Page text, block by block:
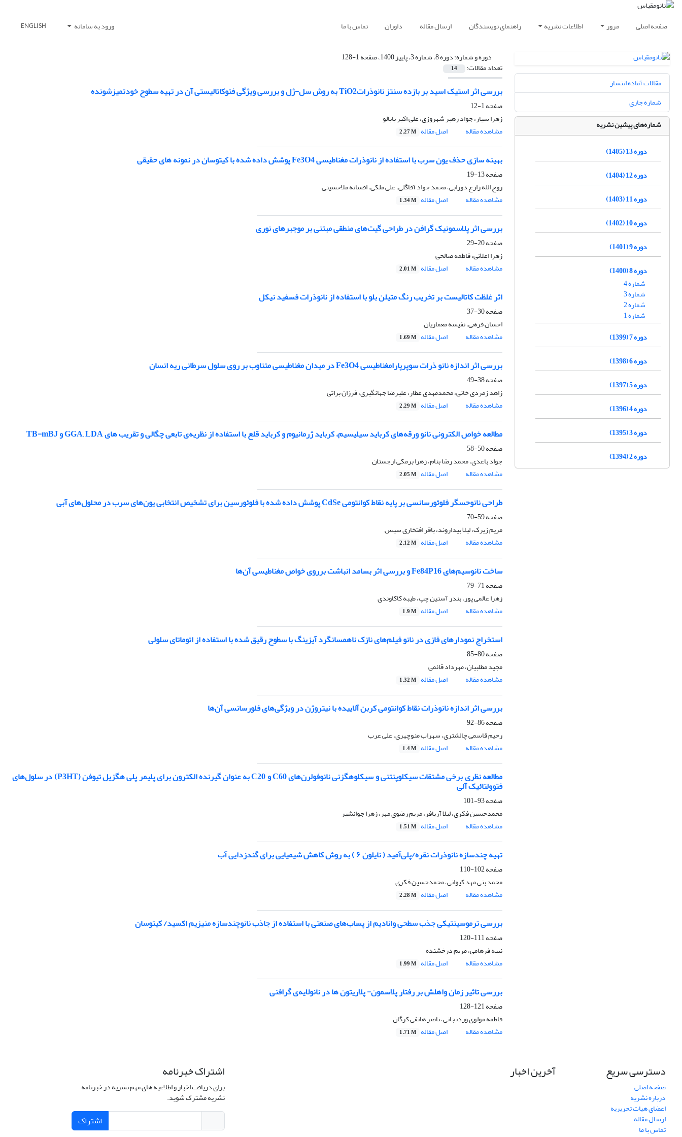
صفحه اصلی مرور اطلاعات نشریه راهنمای نویسندگان ارسال مقاله داوران تماس با ما ورود به سامانه ENGLISH
دوره و شماره:دوره 8، شماره 3، پاییز 1400، صفحه 1-128
تعداد مقالات: 14
بررسی اثر استیک اسید بر بازده سنتز نانوذراتTiO2 به روش سل-ژل و بررسی ویژگی فتوکاتالیستی آن در تهیه سطوح خودتمیزشونده
صفحه1-12
زهرا سیار، جواد رهبر شهروزی، علی اکبر بابالو
مشاهده مقاله
اصل مقاله 2.27 M
بهینه سازی حذف یون سرب با استفاده از نانوذرات مغناطیسی Fe3O4 پوشش داده شده با کیتوسان در نمونه های حقیقی
صفحه13-19
روح الله زارع دورابی، محمد جواد آقاگلی، علی ملکی، افسانه ملاحسینی
مشاهده مقاله
اصل مقاله 1.34 M
بررسی اثر پلاسمونیک گرافن در طراحی گیت‌های منطقی مبتنی بر موجبرهای نوری
صفحه20-29
زهرا اعلائی، فاطمه صالحی
مشاهده مقاله
اصل مقاله 2.01 M
اثر غلظت کاتالیست بر تخریب رنگ متیلن بلو با استفاده از نانوذرات فسفید نیکل
صفحه30-37
احسان فرهی، نفیسه معماریان
مشاهده مقاله
اصل مقاله 1.69 M
بررسی اثر اندازه نانو ذرات سوپرپارامغناطیسی Fe3O4 در میدان مغناطیسی متناوب بر روی سلول سرطانی ریه انسان
صفحه38-49
زاهد زمردی خانی، محمدمهدی عطار، علیرضا جهانگیری، فرزان براتی
مشاهده مقاله
اصل مقاله 2.29 M
مطالعه خواص الکترونی نانو ورقه‌های کرباید سیلیسیم، کرباید ژرمانیوم و کرباید قلع با استفاده از نظریه‌ی تابعی چگالی و تقریب های GGA, LDA و TB-mBJ
صفحه50-58
جواد باعدی، محمد رضا بنام، زهرا برمکی ارجستان
مشاهده مقاله
اصل مقاله 2.05 M
طراحی نانوحسگر فلوئورسانسی بر پایه نقاط کوانتومی CdSe پوشش داده شده با فلوئورسین برای تشخیص انتخابی یون‌های سرب در محلول‌های آبی
صفحه59-70
مریم زیرک، لیلا بیداروند، باقر افتخاری سیس
مشاهده مقاله
اصل مقاله 2.12 M
ساخت نانوسیم‌های Fe84P16 و بررسی اثر بسامد انباشت برروی خواص مغناطیسی آن‌ها
صفحه71-79
زهرا عالمی پور، بندر آستین چپ، طیبه کاکاوندی
مشاهده مقاله
اصل مقاله 1.9 M
استخراج نمودارهای فازی در نانو فیلم‌های نازک ناهمسانگرد آیزینگ با سطوح رقیق شده با استفاده از اتوماتای سلولی
صفحه80-85
مجید مطلبیان، مهرداد قائمی
مشاهده مقاله
اصل مقاله 1.32 M
بررسی اثر اندازه‌ نانوذرات نقاط کوانتومی کربن آلاییده با نیتروژن در ویژگی‌های فلورسانسی آن‌ها
صفحه86-92
رحیم قاسمی چالشتری، سهراب منوچهری، علی عرب
مشاهده مقاله
اصل مقاله 1.4 M
مطالعه نظری برخی مشتقات سیکلوپنتنی و سیکلوهگزنی نانوفولرن‌های C60 و C20 به عنوان گیرنده الکترون برای پلیمر پلی هگزیل تیوفن (P3HT) در سلول‌های
فتوولتائیک آلی
صفحه93-101
محمدحسین فکری، لیلا آریافر، مریم رضوی مهر، زهرا جوانشیر
مشاهده مقاله
اصل مقاله 1.51 M
تهیه چندسازه نانوذرات نقره/پلی‌آمید ( نایلون ۶ ) به روش کاهش شیمیایی برای گندزدایی آب
صفحه102-110
محمد بنی مهد کیوانی، محمدحسین فکری
مشاهده مقاله
اصل مقاله 2.28 M
بررسی ترموسینتیکی جذب سطحی وانادیم از پساب‌های صنعتی با استفاده از جاذب نانوچندسازه منیزیم اکسید/ کیتوسان
صفحه111-120
نبیه فرهامی، مریم درخشنده
مشاهده مقاله
اصل مقاله 1.99 M
بررسی تاثیر زمان واهلش بر رفتار پلاسمون- پلاریتون ها در نانولایه‌ی گرافنی
صفحه121-128
فاطمه مولوی وردنجانی، ناصر هاتفی کرگان
مشاهده مقاله
اصل مقاله 1.71 M
مقالات آماده انتشار
شماره جاری
شماره‌های پیشین نشریه
دوره 13 (1405)
دوره 12 (1404)
دوره 11 (1403)
دوره 10 (1402)
دوره 9 (1401)
دوره 8 (1400)
شماره 4
شماره 3
شماره 2
شماره 1
دوره 7 (1399)
دوره 6 (1398)
دوره 5 (1397)
دوره 4 (1396)
دوره 3 (1395)
دوره 2 (1394)
دسترسی سریع
صفحه اصلی
درباره نشریه
اعضای هیات تحریریه
ارسال مقاله
تماس با ما
آخرین اخبار اشتراک خبرنامه
برای دریافت اخبار و اطلاعیه های مهم نشریه در خبرنامه
نشریه مشترک شوید.
اشتراک